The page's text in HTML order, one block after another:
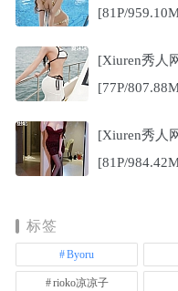
[81P/
[Xiuren秀人
[77P/
[Xiuren秀人
[81P/
标签
Byoru
rioko凉凉子